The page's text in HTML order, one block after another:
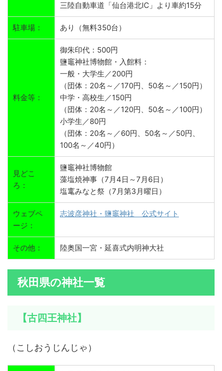
三陸自動車道「仙台港北IC」より車約15分
駐車場： あり（無料350台）
料金等：
御朱印代：500円
鹽竈神社博物館・入館料：
一般・大学生／200円
（団体：20名～／170円、50名～／150円）
中学・高校生／150円
（団体：20名～／120円、50名～／100円）
小学生／80円
（団体：20名～／60円、50名～／50円、
100名～／40円）
見どこ
ろ：
鹽竈神社博物館
藻塩焼神事（7月4日～7月6日）
塩竃みなと祭（7月第3月曜日）
ウェブペ
ージ：
志波彦神社・鹽竈神社 公式サイト
その他： 陸奥国一宮・延喜式内明神大社
秋田県の神社一覧
【古四王神社】
（こしおうじんじゃ）